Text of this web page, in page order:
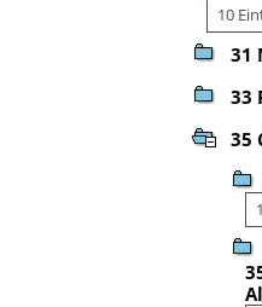
10
31
33
35